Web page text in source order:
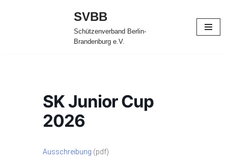
SVBB
Schützenverband Berlin-
Brandenburg e.V.
SK Junior Cup
2026
Ausschreibung (pdf)